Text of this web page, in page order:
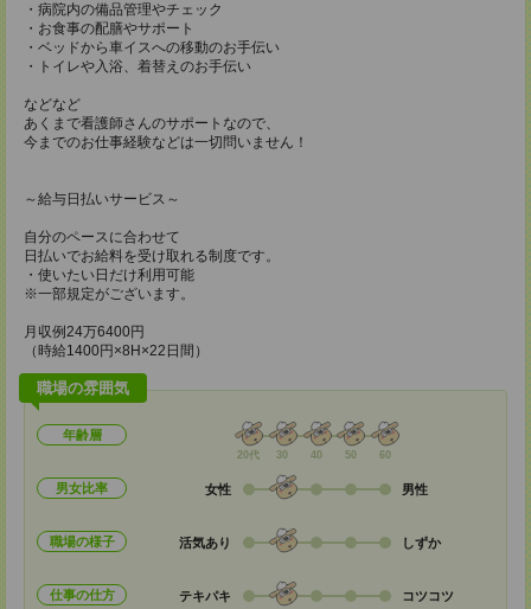
・病院内の備品管理やチェック
・お食事の配膳やサポート
・ベッドから車イスへの移動のお手伝い
・トイレや入浴、着替えのお手伝い
などなど
あくまで看護師さんのサポートなので、
今までのお仕事経験などは一切問いません！
～給与日払いサービス～
自分のペースに合わせて
日払いでお給料を受け取れる制度です。
・使いたい日だけ利用可能
※一部規定がございます。
月収例24万6400円
（時給1400円×8H×22日間）
職場の雰囲気
年齢層
20代 30 40 50 60
男女比率 女性 男性
職場の様子 活気あり しずか
仕事の仕方 テキパキ コツコツ